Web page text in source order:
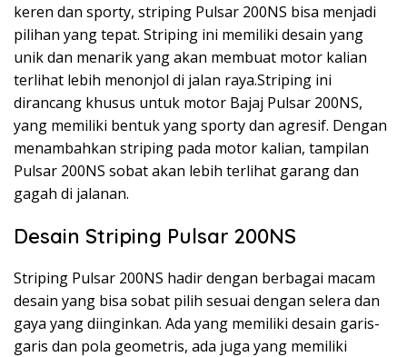
keren dan sporty, striping Pulsar 200NS bisa menjadi
pilihan yang tepat. Striping ini memiliki desain yang
unik dan menarik yang akan membuat motor kalian
terlihat lebih menonjol di jalan raya.Striping ini
dirancang khusus untuk motor Bajaj Pulsar 200NS,
yang memiliki bentuk yang sporty dan agresif. Dengan
menambahkan striping pada motor kalian, tampilan
Pulsar 200NS sobat akan lebih terlihat garang dan
gagah di jalanan.
Desain Striping Pulsar 200NS
Striping Pulsar 200NS hadir dengan berbagai macam
desain yang bisa sobat pilih sesuai dengan selera dan
gaya yang diinginkan. Ada yang memiliki desain garis-
garis dan pola geometris, ada juga yang memiliki